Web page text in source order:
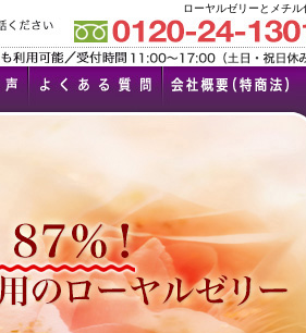
ローヤルゼリーとメチル